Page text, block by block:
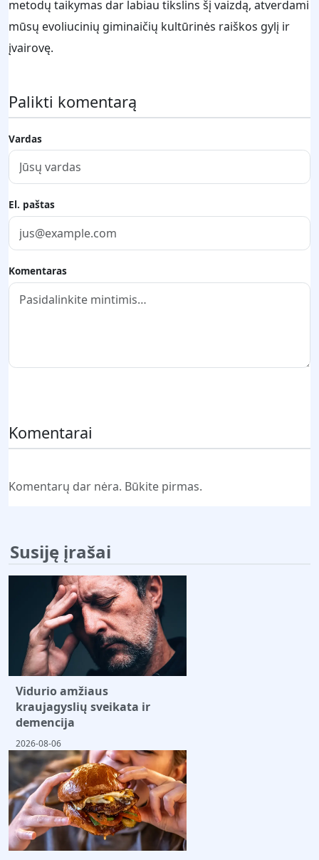
metodų taikymas dar labiau tikslins šį vaizdą, atverdami
mūsų evoliucinių giminaičių kultūrinės raiškos gylį ir
įvairovę.
Palikti komentarą
Vardas
El. paštas
Komentaras
Komentarai
Komentarų dar nėra. Būkite pirmas.
Susiję įrašai
Vidurio amžiaus
kraujagyslių sveikata ir
demencija
2026-08-06